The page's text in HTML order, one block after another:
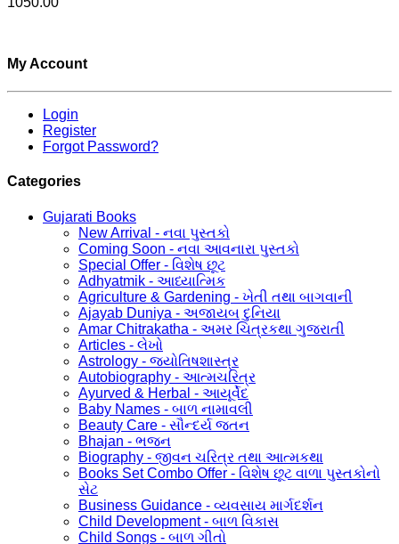
My Account
Login
Register
Forgot Password?
Categories
Gujarati Books
New Arrival - નવા પુસ્તકો
Coming Soon - નવા આવનારા પુસ્તકો
Special Offer - વિશેષ છૂટ
Adhyatmik - આધ્યાત્મિક
Agriculture & Gardening - ખેતી તથા બાગવાની
Ajayab Duniya - અજાયબ દુનિયા
Amar Chitrakatha - અમર ચિત્રકથા ગુજરાતી
Articles - લેખો
Astrology - જ્યોતિષશાસ્ત્ર
Autobiography - આત્મચરિત્ર
Ayurved & Herbal - આયૂર્વેદ
Baby Names - બાળ નામાવલી
Beauty Care - સૌન્દર્ય જતન
Bhajan - ભજન
Biography - જીવન ચરિત્ર તથા આત્મકથા
Books Set Combo Offer - વિશેષ છૂટ વાળા પુસ્તકોનો
સેટ
Business Guidance - વ્યવસાય માર્ગદર્શન
Child Development - બાળ વિકાસ
Child Songs - બાળ ગીતો